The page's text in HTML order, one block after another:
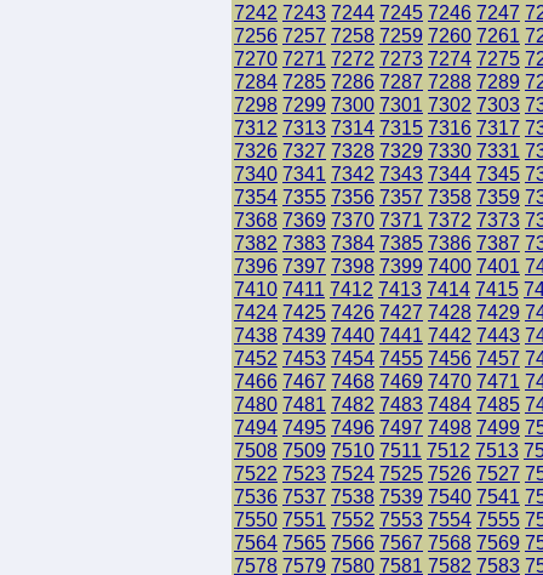
7242 7243 7244 7245 7246 7247
7256 7257 7258 7259 7260 7261
7270 7271 7272 7273 7274 7275
7284 7285 7286 7287 7288 7289
7298 7299 7300 7301 7302 7303
7312 7313 7314 7315 7316 7317
7326 7327 7328 7329 7330 7331
7340 7341 7342 7343 7344 7345
7354 7355 7356 7357 7358 7359
7368 7369 7370 7371 7372 7373
7382 7383 7384 7385 7386 7387
7396 7397 7398 7399 7400 7401
7410 7411 7412 7413 7414 7415
7424 7425 7426 7427 7428 7429
7438 7439 7440 7441 7442 7443
7452 7453 7454 7455 7456 7457
7466 7467 7468 7469 7470 7471
7480 7481 7482 7483 7484 7485
7494 7495 7496 7497 7498 7499
7508 7509 7510 7511 7512 7513
7522 7523 7524 7525 7526 7527
7536 7537 7538 7539 7540 7541
7550 7551 7552 7553 7554 7555
7564 7565 7566 7567 7568 7569
7578 7579 7580 7581 7582 7583